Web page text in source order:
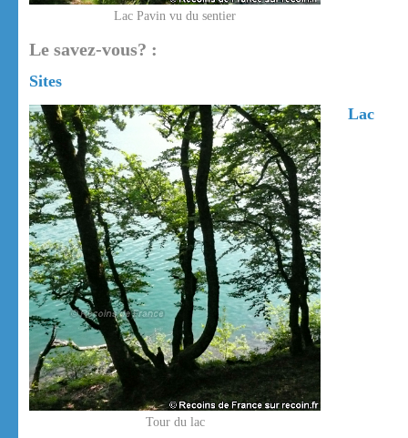
Lac Pavin vu du sentier
Le savez-vous? :
Sites
Tour du lac
Lac